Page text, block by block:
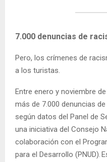
7.000 denuncias de
Pero, los crímenes de
a los turistas.
Entre enero y noviembre
más de 7.000 denuncias
según datos del Panel de
una iniciativa del Consejo
colaboración con el
para el Desarrollo (PNUD).